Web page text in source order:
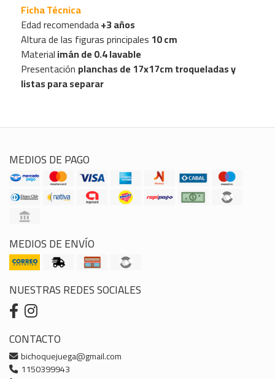
Ficha Técnica
Edad recomendada+3 años
Altura de las figuras principales 10 cm
Materialimán de 0.4 lavable
Presentación planchas de 17x17cm troqueladas y
listas para separar
MEDIOS DE PAGO
MEDIOS DE ENVÍO
NUESTRAS REDES SOCIALES
CONTACTO
bichoquejuega@gmail.com
1150399943